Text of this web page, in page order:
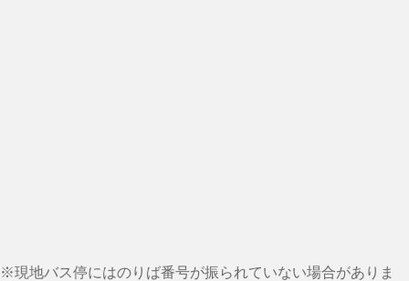
※現地バス停にはのりば番号が振られていない場合がありま